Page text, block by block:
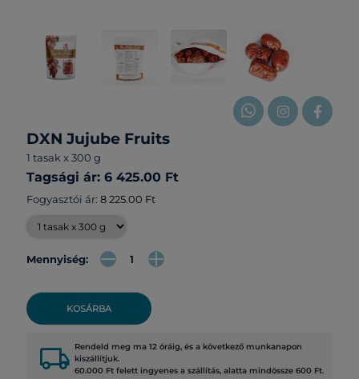
DXN Jujube Fruits
1 tasak x 300 g
Tagsági ár: 6 425.00 Ft
Fogyasztói ár: 8 225.00 Ft
Mennyiség:
KOSÁRBA
local_shipping Rendeld meg ma 12 óráig, és a következő munkanapon
kiszállítjuk.
60.000 Ft felett ingyenes a szállítás, alatta mindössze 600 Ft.